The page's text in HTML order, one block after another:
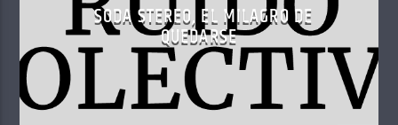
SODA STEREO, EL MILAGRO DE
QUEDARSE